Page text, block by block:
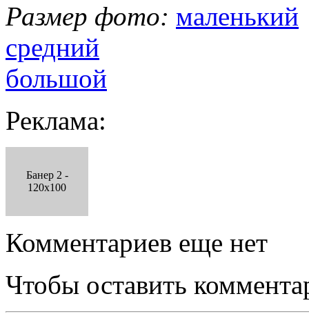
Размер фото: маленький
средний
большой
Реклама:
Банер 2 -
120x100
Комментариев еще нет
Чтобы оставить